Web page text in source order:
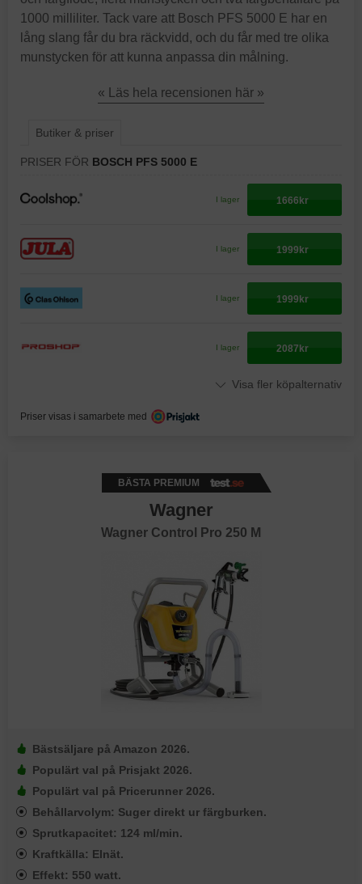
1000 milliliter. Tack vare att Bosch PFS 5000 E har en
lång slang får du bra räckvidd, och du får med tre olika
munstycken för att kunna anpassa din målning.
« Läs hela recensionen här »
Butiker & priser
PRISER FÖR BOSCH PFS 5000 E
I lager 1666kr
I lager 1999kr
I lager 1999kr
I lager 2087kr
Visa fler köpalternativ
Priser visas i samarbete med
BÄSTA PREMIUM
Wagner
Wagner Control Pro 250 M
Bästsäljare på Amazon 2026.
Populärt val på Prisjakt 2026.
Populärt val på Pricerunner 2026.
Behållarvolym: Suger direkt ur färgburken.
Sprutkapacitet: 124 ml/min.
Kraftkälla: Elnät.
Effekt: 550 watt.